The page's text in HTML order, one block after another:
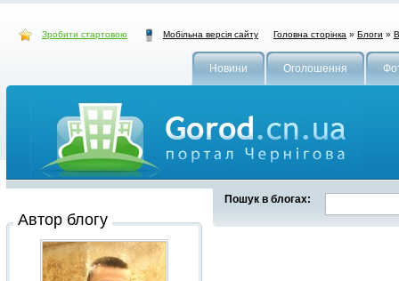
Зробити стартовою Мобільна версія сайту Головна сторінка » Блоги »
Новини Оголошення
Пошук в блогах:
Автор блогу